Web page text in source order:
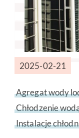
2025-02-21
Agregat wody
Chłodzenie
Instalacje